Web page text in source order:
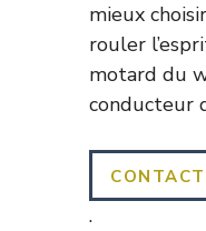
mieux
rouler
motard du
conducteur
.